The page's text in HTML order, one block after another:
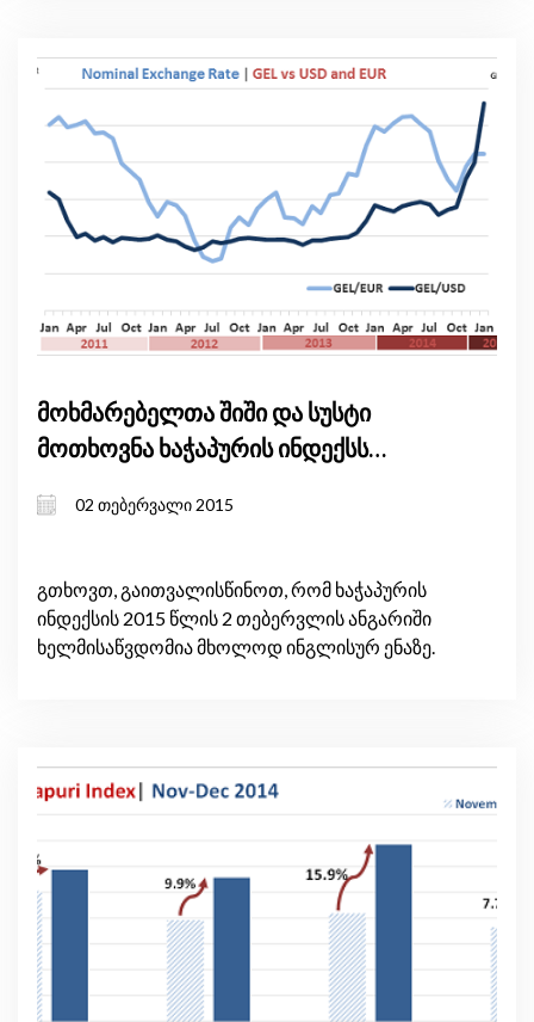
მოხმარებელთა შიში და სუსტი
მოთხოვნა ხაჭაპურის ინდექსს
02 თებერვალი 2015
გთხოვთ, გაითვალისწინოთ, რომ ხაჭაპურის
ინდექსის 2015 წლის 2 თებერვლის ანგარიში
ხელმისაწვდომია მხოლოდ ინგლისურ ენაზე.